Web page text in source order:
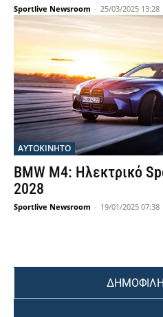
Sportlive Newsroom - 25/03/2025 13:28
ΑΥΤΟΚΙΝΗΤΟ
BMW M4: Ηλεκτρικό
2028
Sportlive Newsroom - 19/01/2025 07:38